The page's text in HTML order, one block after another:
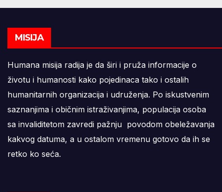
MISIJA
Humana misija radija je da širi i pruža informacije o
životu i humanosti kako pojedinaca tako i ostalih
humanitarnih organizacija i udruženja. Po iskustvenim
saznanjima i običnim istraživanjima, populacija osoba
sa invaliditetom zavredi pažnju povodom obeležavanja
kakvog datuma, a u ostalom vremenu gotovo da ih se
retko ko seća.